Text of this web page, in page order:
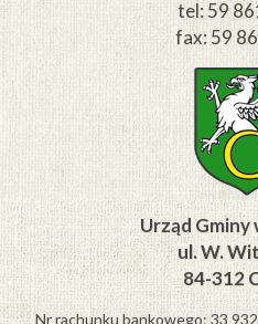
tel: 59
fax: 59
Urząd Gminy
ul. W.
84-312
Nr rachunku bankowego: 33